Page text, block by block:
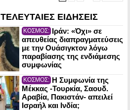
ΤΕΛΕΥΤΑΙΕΣ ΕΙΔΗΣΕΙΣ
ΚΟΣΜΟΣ: Ιράν: «Όχι» σε
απευθείας διαπραγματεύσεις
με την Ουάσιγκτον λόγω
παραβίασης της ενδιάμεσης
συμφωνίας
ΚΟΣΜΟΣ: Η Συμφωνία της
Μέκκας -Τουρκία, Σαουδ.
Αραβία, Πακιστάν- απειλεί
Ισραήλ και Ινδία;